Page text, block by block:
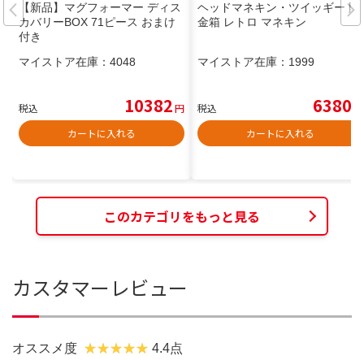
【新品】マグフォーマー ディス
カバリーBOX 71ピース おまけ
付き
マイストア在庫： 4048
税込 10382円
カートに入れる
ヘッドマネキン・ツイッギー 貯
金箱 レトロ マネキン
マイストア在庫： 1999
税込 6380
カートに入れる
このカテゴリをもっと見る
カスタマーレビュー
オススメ度 4.4点